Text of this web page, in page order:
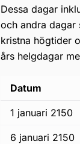
Dessa dagar
och andra dagar
kristna högtider
års helgdagar
Datum
1 januari 2150
6 januari 2150